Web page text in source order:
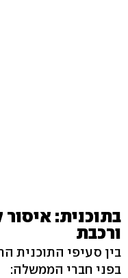
בתוכנית:
ורכבת
בין סעיפי התוכנית
בפני חברי הממשלה: